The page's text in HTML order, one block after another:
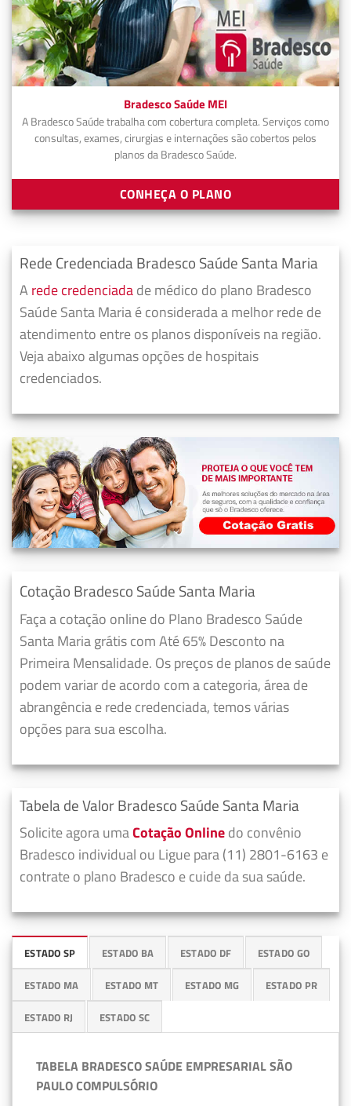
Bradesco Saúde MEI
A Bradesco Saúde trabalha com cobertura completa. Serviços como
consultas, exames, cirurgias e internações são cobertos pelos
planos da Bradesco Saúde.
CONHEÇA O PLANO
Rede Credenciada Bradesco Saúde Santa Maria
A rede credenciadade médico do plano Bradesco
Saúde Santa Maria é considerada a melhor rede de
atendimento entre os planos disponíveis na região.
Veja abaixo algumas opções de hospitais
credenciados.
Cotação Bradesco Saúde Santa Maria
Faça a cotação online do Plano Bradesco Saúde
Santa Maria grátis com Até 65% Desconto na
Primeira Mensalidade. Os preços de planos de saúde
podem variar de acordo com a categoria, área de
abrangência e rede credenciada, temos várias
opções para sua escolha.
Tabela de Valor Bradesco Saúde Santa Maria
Solicite agora umaCotação Onlinedo convênio
Bradesco individual ou Ligue para (11) 2801-6163 e
contrate o plano Bradesco e cuide da sua saúde.
ESTADO SP ESTADO BA ESTADO DF ESTADO GO
ESTADO MA ESTADO MT ESTADO MG ESTADO PR
ESTADO RJ ESTADO SC
TABELA BRADESCO SAÚDE EMPRESARIAL SÃO
PAULO COMPULSÓRIO